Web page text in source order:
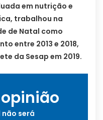
em nutrição e
trabalhou na
de Natal como
entre 2013 e 2018,
da Sesap em 2019.
não será